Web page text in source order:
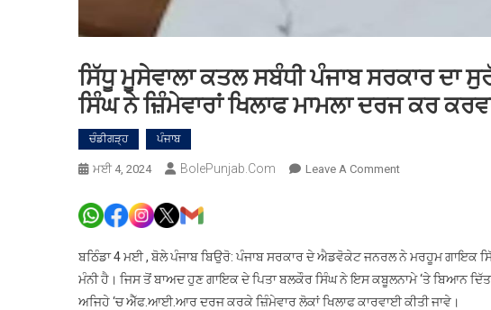
ਸਿੱਧੂ ਮੂਸੇਵਾਲਾ ਕਤਲ ਸਬੰਧੀ ਪੰਜਾਬ ਸਰਕਾਰ ਦਾ
ਸਿੰਘ ਨੇ ਜ਼ਿੰਮੇਵਾਰਾਂ ਖਿਲਾਫ ਮਾਮਲਾ ਦਰਜ ਕਰ
ਚੰਡੀਗੜ੍ਹ ਪੰਜਾਬ
ਮਈ 4, 2024 BolePunjab.com Leave A CommentOn
ਸਬੰਧੀ
ਪੰਜਾਬ
ਸਰਕਾਰ
ਬਠਿੰਡਾ 4 ਮਈ , ਬੋਲੇ ਪੰਜਾਬ ਬਿਉਰੋ: ਪੰਜਾਬ ਸਰਕਾਰ ਦੇ ਐਡਵੋਕੇਟ ਜਨਰਲ ਨੇ ਮਰਹੂਮ ਗਾਇਕ
ਮੰਨੀ ਹੈ। ਜਿਸ ਤੋਂ ਬਾਅਦ ਹੁਣ ਗਾਇਕ ਦੇ ਪਿਤਾ ਬਲਕੌਰ ਸਿੰਘ ਨੇ ਇਸ ਕਬੂਲਨਾਮੇ ‘ਤੇ ਬਿਆਨ
ਅਜਿਹੇ ‘ਚ ਐੱਫ.ਆਈ.ਆਰ ਦਰਜ ਕਰਕੇ ਜ਼ਿੰਮੇਵਾਰ ਲੋਕਾਂ ਖਿਲਾਫ ਕਾਰਵਾਈ ਕੀਤੀ ਜਾਵੇ।